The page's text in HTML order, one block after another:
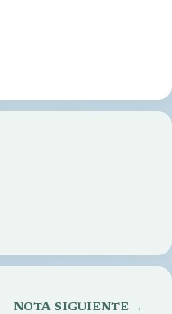
de Mesa
NOTA SIGUIENTE →